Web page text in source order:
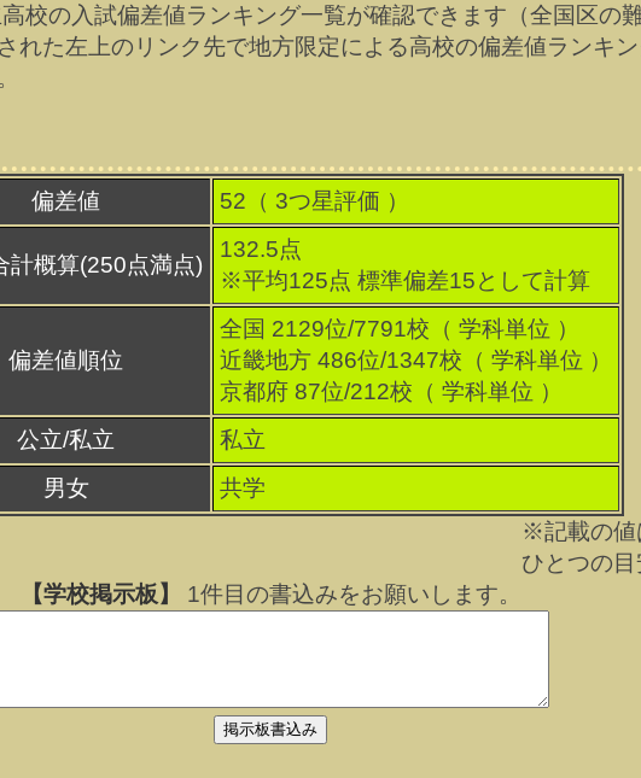
の入試偏差値ランキング一覧が確認できます（全国区の
れた左上のリンク先で地方限定による高校の偏差値ランキ
偏差値 52（ 3つ星評価 ）
計概算(250点満点)
132.5点
※平均125点 標準偏差15として計算
偏差値順位
全国 2129位/7791校（ 学科単位 ）
近畿地方 486位/1347校（ 学科単位 ）
京都府 87位/212校（ 学科単位 ）
公立/私立
私立
男女
共学
※記載の値
ひとつの
【学校掲示板】
1件目の書込みをお願いします。